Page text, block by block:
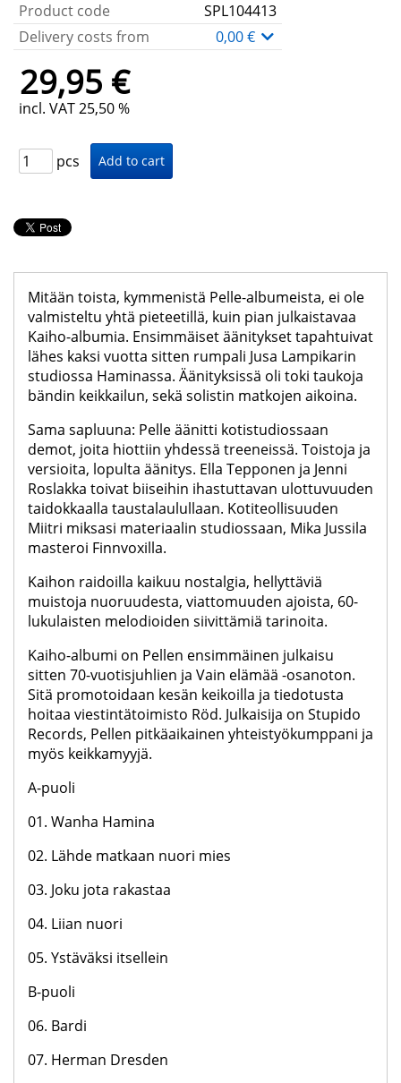
Product code
SPL104413
Delivery costs from
0,00 €
29,95 €
incl. VAT 25,50 %
pcs
Mitään toista, kymmenistä Pelle-albumeista, ei ole
valmisteltu yhtä pieteetillä, kuin pian julkaistavaa
Kaiho-albumia. Ensimmäiset äänitykset tapahtuivat
lähes kaksi vuotta sitten rumpali Jusa Lampikarin
studiossa Haminassa. Äänityksissä oli toki taukoja
bändin keikkailun, sekä solistin matkojen aikoina.
Sama sapluuna: Pelle äänitti kotistudiossaan
demot, joita hiottiin yhdessä treeneissä. Toistoja ja
versioita, lopulta äänitys. Ella Tepponen ja Jenni
Roslakka toivat biiseihin ihastuttavan ulottuvuuden
taidokkaalla taustalaulullaan. Kotiteollisuuden
Miitri miksasi materiaalin studiossaan, Mika Jussila
masteroi Finnvoxilla.
Kaihon raidoilla kaikuu nostalgia, hellyttäviä
muistoja nuoruudesta, viattomuuden ajoista, 60-
lukulaisten melodioiden siivittämiä tarinoita.
Kaiho-albumi on Pellen ensimmäinen julkaisu
sitten 70-vuotisjuhlien ja Vain elämää -osanoton.
Sitä promotoidaan kesän keikoilla ja tiedotusta
hoitaa viestintätoimisto Röd. Julkaisija on Stupido
Records, Pellen pitkäaikainen yhteistyökumppani ja
myös keikkamyyjä.
A-puoli
01. Wanha Hamina
02. Lähde matkaan nuori mies
03. Joku jota rakastaa
04. Liian nuori
05. Ystäväksi itsellein
B-puoli
06. Bardi
07. Herman Dresden